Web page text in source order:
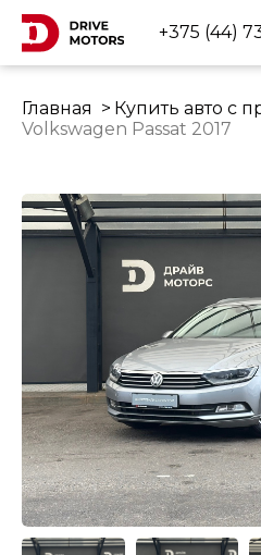
+375 (44)
Главная
Купить авто с
Volkswagen Passat 2017